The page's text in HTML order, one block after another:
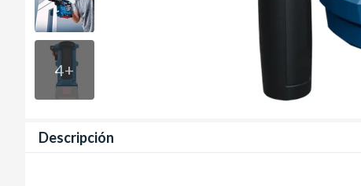
4+
Descripción